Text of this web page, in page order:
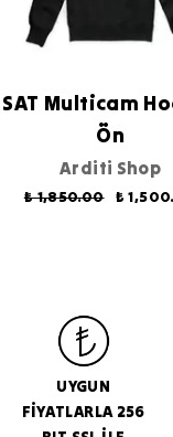
SAT Multicam
Ön
Arditi Shop
₺ 1,850.00 ₺
UYGUN
FİYATLARLA 256